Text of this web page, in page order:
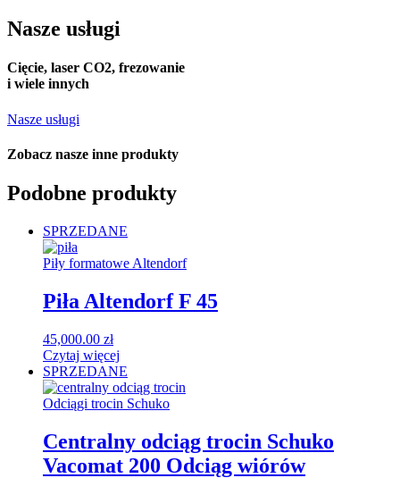
Nasze usługi
Cięcie, laser CO2, frezowanie
i wiele innych
Nasze usługi
Zobacz nasze inne produkty
Podobne produkty
SPRZEDANE
Piły formatowe Altendorf
Piła Altendorf F 45
45,000.00 zł
Czytaj więcej
SPRZEDANE
Odciągi trocin Schuko
Centralny odciąg trocin Schuko
Vacomat 200 Odciąg wiórów